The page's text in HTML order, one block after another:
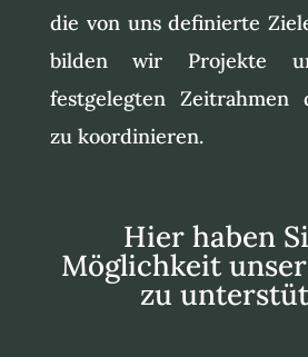
die von uns definierte
bilden wir Projekte
festgelegten Zeitrahmen
zu koordinieren.
Hier haben
Möglichkeit
zu